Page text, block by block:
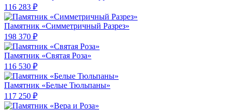
116 283 ₽
Памятник «Симметричный Разрез»
198 370 ₽
Памятник «Святая Роза»
116 530 ₽
Памятник «Белые Тюльпаны»
117 250 ₽